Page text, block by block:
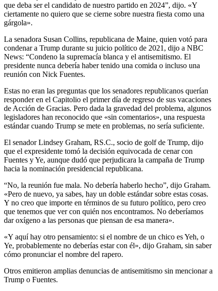
que deba ser el candidato de nuestro partido en 2024”, dijo. «Y
ciertamente no quiero que se cierne sobre nuestra fiesta como una
gárgola».
La senadora Susan Collins, republicana de Maine, quien votó para
condenar a Trump durante su juicio político de 2021, dijo a NBC
News: “Condeno la supremacía blanca y el antisemitismo. El
presidente nunca debería haber tenido una comida o incluso una
reunión con Nick Fuentes.
Estas no eran las preguntas que los senadores republicanos querían
responder en el Capitolio el primer día de regreso de sus vacaciones
de Acción de Gracias. Pero dada la gravedad del problema, algunos
legisladores han reconocido que «sin comentarios», una respuesta
estándar cuando Trump se mete en problemas, no sería suficiente.
El senador Lindsey Graham, RS.C., socio de golf de Trump, dijo
que el expresidente tomó la decisión equivocada de cenar con
Fuentes y Ye, aunque dudó que perjudicara la campaña de Trump
hacia la nominación presidencial republicana.
“No, la reunión fue mala. No debería haberlo hecho”, dijo Graham.
«Pero de nuevo, ya sabes, hay un doble estándar sobre estas cosas.
Y no creo que importe en términos de su futuro político, pero creo
que tenemos que ver con quién nos encontramos. No deberíamos
dar oxígeno a las personas que piensan de esa manera».
«Y aquí hay otro pensamiento: si el nombre de un chico es Yeh, o
Ye, probablemente no deberías estar con él», dijo Graham, sin saber
cómo pronunciar el nombre del rapero.
Otros emitieron amplias denuncias de antisemitismo sin mencionar a
Trump o Fuentes.